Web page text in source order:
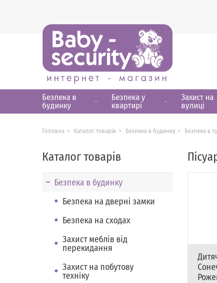
Безпека в
будинку
Безпека у
квартирі
Захист на
вулиці
Головна Каталог товарів Безпека в будинку Безпека в
Каталог товарів
Безпека в будинку
Безпека на дверні замки
Безпека на сходах
Захист меблів від
перекидання
Захист на побутову
техніку